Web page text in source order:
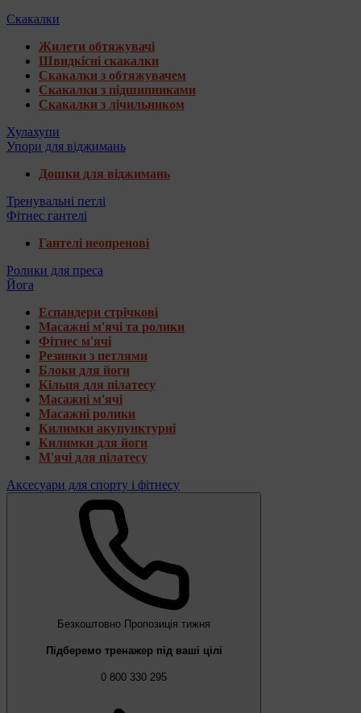
Скакалки
Жилети обтяжувачі
Швидкісні скакалки
Скакалки з обтяжувачем
Скакалки з підшипниками
Скакалки з лічильником
Хулахупи
Упори для віджимань
Дошки для віджимань
Тренувальні петлі
Фітнес гантелі
Гантелі неопренові
Ролики для преса
Йога
Еспандери стрічкові
Масажні м'ячі та ролики
Фітнес м'ячі
Резинки з петлями
Блоки для йоги
Кільця для пілатесу
Масажні м'ячі
Масажні ролики
Килимки акупунктурні
Килимки для йоги
М'ячі для пілатесу
Аксесуари для спорту і фітнесу
Безкоштовно Пропозиція тижня
Підберемо тренажер під ваші цілі
0 800 330 295